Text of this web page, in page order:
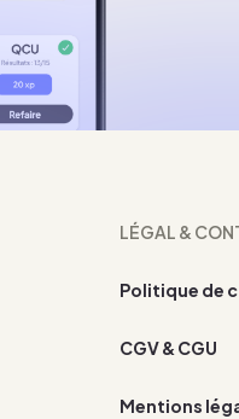
LÉGAL &
Politique de
CGV & CGU
Mentions